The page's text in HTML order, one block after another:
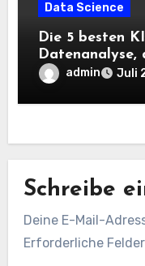
Data Science
Die 5 besten
Datenanalyse,
solltenadmin Juli
Schreibe
Deine E-Mail-
Erforderliche